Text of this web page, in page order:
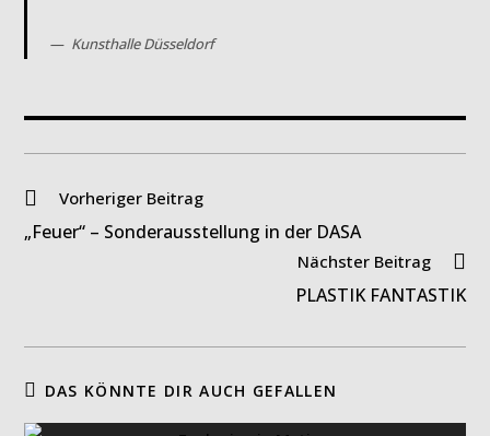
Kunsthalle Düsseldorf
Weitere
ansehen
Vorheriger Beitrag
„Feuer“ – Sonderausstellung in der DASA
Nächster Beitrag
PLASTIK FANTASTIK
DAS KÖNNTE DIR AUCH GEFALLEN